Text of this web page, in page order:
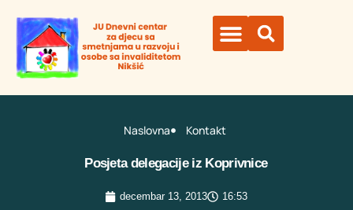
Naslovna Kontakt
Posjeta delegacije iz Koprivnice
decembar 13, 2013 16:53